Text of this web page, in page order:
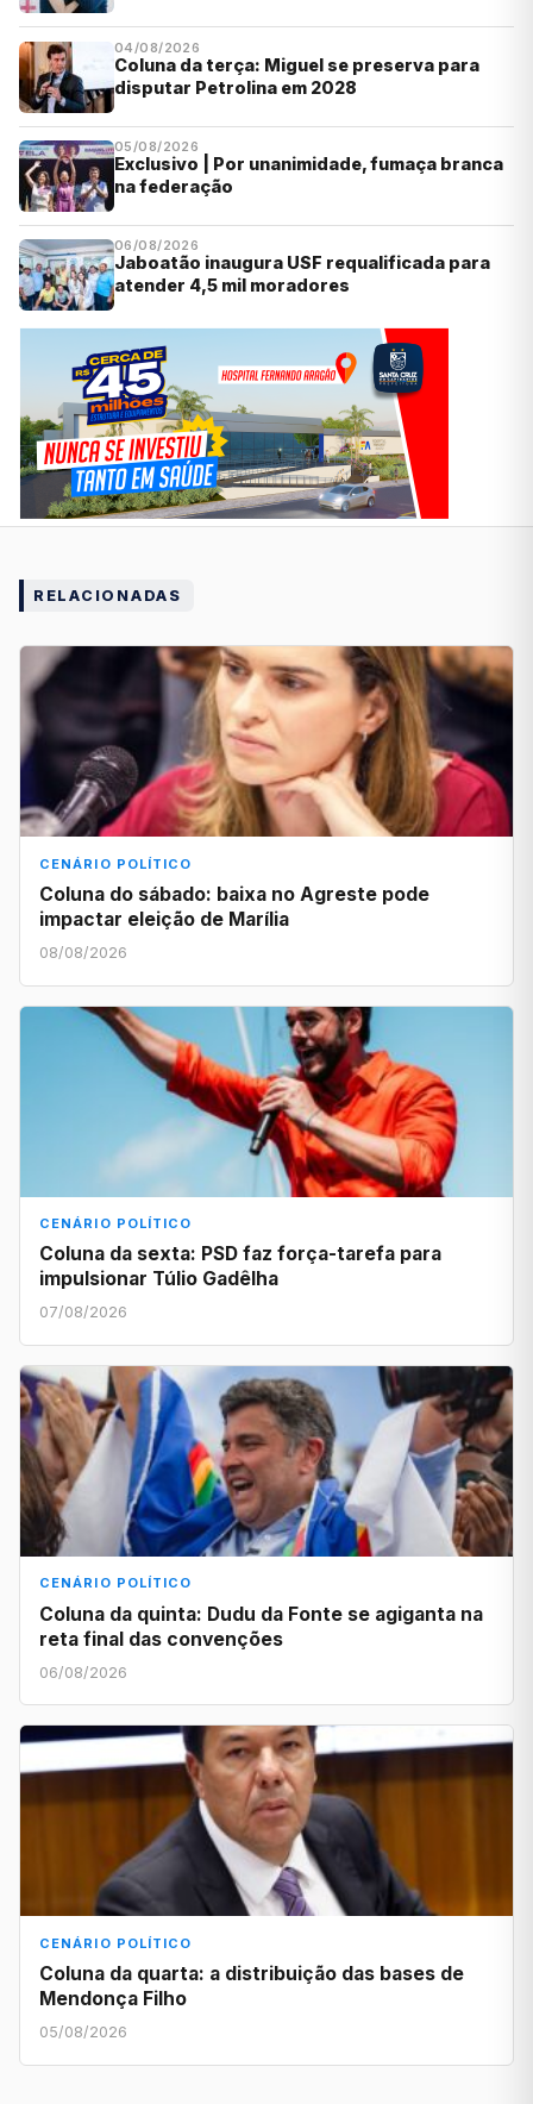
04/08/2026
Coluna da terça: Miguel se preserva para
disputar Petrolina em 2028
05/08/2026
Exclusivo | Por unanimidade, fumaça branca
na federação
06/08/2026
Jaboatão inaugura USF requalificada para
atender 4,5 mil moradores
RELACIONADAS
CENÁRIO POLÍTICO
Coluna do sábado: baixa no Agreste pode
impactar eleição de Marília
08/08/2026
CENÁRIO POLÍTICO
Coluna da sexta: PSD faz força-tarefa para
impulsionar Túlio Gadêlha
07/08/2026
CENÁRIO POLÍTICO
Coluna da quinta: Dudu da Fonte se agiganta na
reta final das convenções
06/08/2026
CENÁRIO POLÍTICO
Coluna da quarta: a distribuição das bases de
Mendonça Filho
05/08/2026